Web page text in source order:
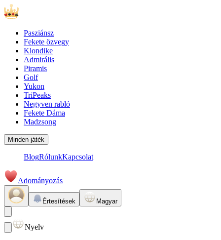
Pasziánsz
Fekete özvegy
Klondike
Admirális
Piramis
Golf
Yukon
TriPeaks
Negyven rabló
Fekete Dáma
Madzsong
Minden játék
BlogRólunkKapcsolat
Adományozás
Értesítések Magyar
Nyelv